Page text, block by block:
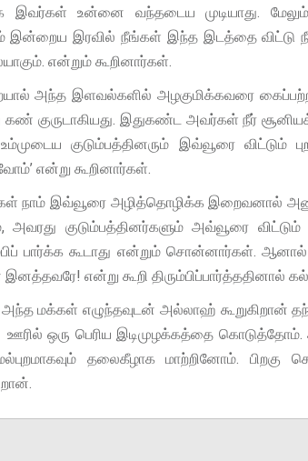
உன்னை வந்தடைய முடியாது. மேலும்
இரவில் நீங்கள் இந்த இடத்தை விட்டு
என்றும் கூறினார்கள்.
அந்த இளவல்களில் அழகுமிக்கவரை
குருடாகியது. இதுகண்ட அவர்கள் நீர்
குடும்பத்தினரும் இவ்வூரை விட்டும்
என்று கூறினார்கள்.
நாம் இவ்வூரை அழித்தொழிக்க இறைவனால்
குடும்பத்தினர்களும் அவ்வூரை
பார்க்க கூடாது என்றும் சொன்னார்கள்.
என்று கூறி திரும்பிப்பார்த்ததினால்
மக்கள் எழுந்தவுடன் அல்லாஹ் கூறுகிறான்
ஒரு பெரிய இடிமுழக்கத்தை
தலைகீழாக மாற்றினோம்.